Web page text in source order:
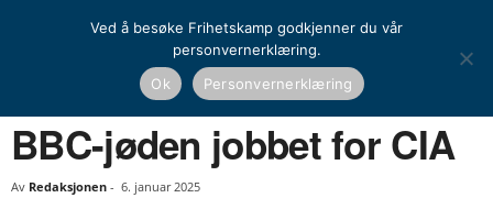
BBC-jøden jobbet for CIA
BBC-jøden jobbet for CIA
Av Redaksjonen - 6. januar 2025
Ved å besøke Frihetskamp godkjenner du vår
personvernerklæring.
Ok
Personvernerklæring